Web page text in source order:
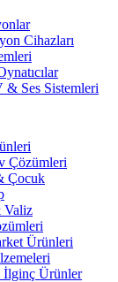
Cihazları
& Ses Sistemleri
Çözümleri
Çocuk
Valiz
Ürünleri
İlginç Ürünler